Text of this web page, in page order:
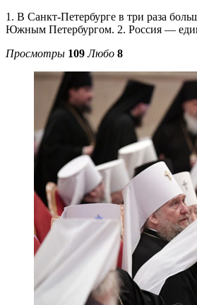
1. В Санкт-Петербурге в три раза
Южным Петербургом. 2. Россия —
Просмотры 109 Любо 8